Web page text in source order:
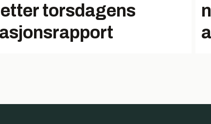
torsdagens